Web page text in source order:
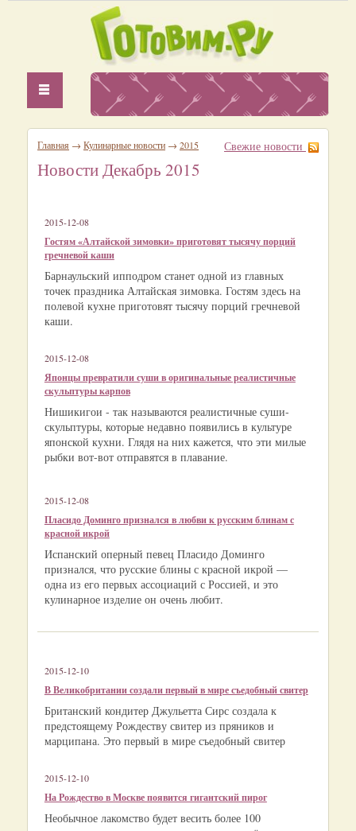
Главная → Кулинарные новости → 2015 Свежие новости
Новости Декабрь 2015
2015-12-08
Гостям «Алтайской зимовки» приготовят тысячу порций
гречневой каши
Барнаульский ипподром станет одной из главных
точек праздника Алтайская зимовка. Гостям здесь на
полевой кухне приготовят тысячу порций гречневой
каши.
2015-12-08
Японцы превратили суши в оригинальные реалистичные
скульптуры карпов
Нишикигои - так называются реалистичные суши-
скульптуры, которые недавно появились в культуре
японской кухни. Глядя на них кажется, что эти милые
рыбки вот-вот отправятся в плавание.
2015-12-08
Пласидо Доминго признался в любви к русским блинам с
красной икрой
Испанский оперный певец Пласидо Доминго
признался, что русские блины с красной икрой —
одна из его первых ассоциаций с Россией, и это
кулинарное изделие он очень любит.
2015-12-10
В Великобритании создали первый в мире съедобный свитер
Британский кондитер Джульетта Сирс создала к
предстоящему Рождеству свитер из пряников и
марципана. Это первый в мире съедобный свитер
2015-12-10
На Рождество в Москве появится гигантский пирог
Необычное лакомство будет весить более 100